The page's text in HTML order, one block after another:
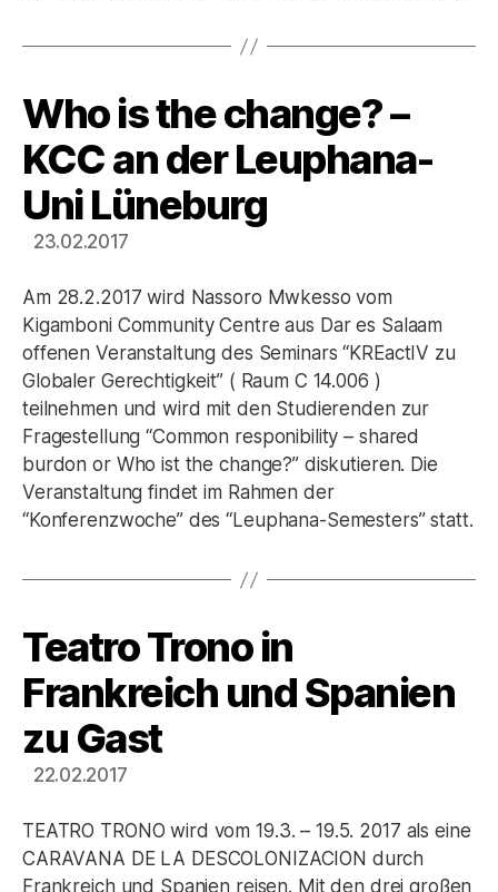
Kategorien
Who is the change? –
KCC an der Leuphana-
Uni Lüneburg
23.02.2017
Am 28.2.2017 wird Nassoro Mwkesso vom
Kigamboni Community Centre aus Dar es Salaam
offenen Veranstaltung des Seminars “KREactIV zu
Globaler Gerechtigkeit” ( Raum C 14.006 )
teilnehmen und wird mit den Studierenden zur
Fragestellung “Common responibility – shared
burdon or Who ist the change?” diskutieren. Die
Veranstaltung findet im Rahmen der
“Konferenzwoche” des “Leuphana-Semesters” statt.
Kategorien
Teatro Trono in
Frankreich und Spanien
zu Gast
22.02.2017
TEATRO TRONO wird vom 19.3. – 19.5. 2017 als eine
CARAVANA DE LA DESCOLONIZACION durch
Frankreich und Spanien reisen. Mit den drei großen